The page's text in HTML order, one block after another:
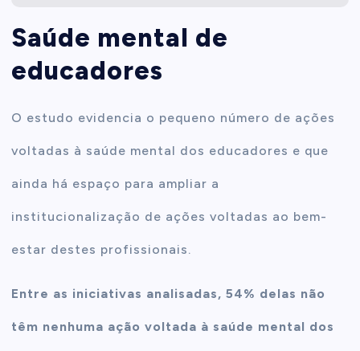
Saúde mental de
educadores
O estudo evidencia o pequeno número de ações
voltadas à saúde mental dos educadores e que
ainda há espaço para ampliar a
institucionalização de ações voltadas ao bem-
estar destes profissionais.
Entre as iniciativas analisadas, 54% delas não
têm nenhuma ação voltada à saúde mental dos